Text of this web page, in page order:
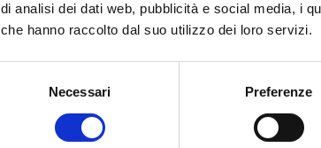
di analisi dei dati web, pubblicità e social media, i
che hanno raccolto dal suo utilizzo dei loro servizi.
Necessari Preferenze
Innovation geht heute unweigerlich über
Daten strategisch zu nutzen. AM hat
eingeschlagen, mit Lösungen, die